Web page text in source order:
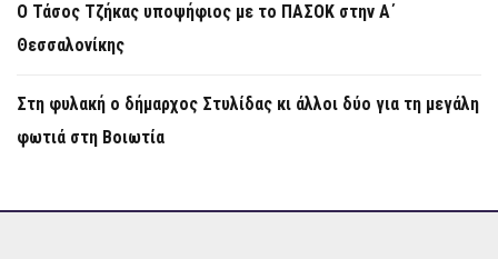
Ο Τάσος Τζήκας υποψήφιος με το ΠΑΣΟΚ στην Α΄
Θεσσαλονίκης
Στη φυλακή ο δήμαρχος Στυλίδας κι άλλοι δύο για τη μεγάλη
φωτιά στη Βοιωτία